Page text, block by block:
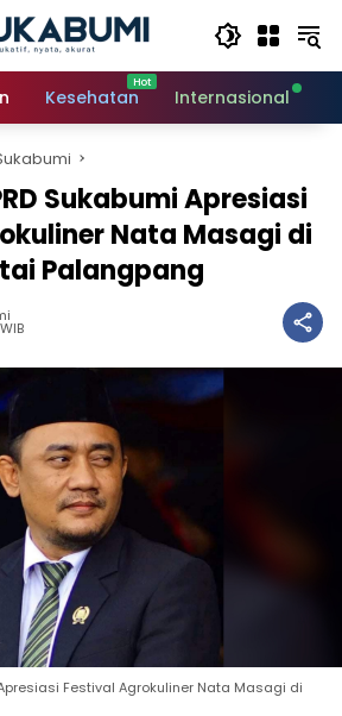
Kesehatan Internasional
Sukabumi Apresiasi
Nata Masagi di
Palangpang
Festival Agrokuliner Nata Masagi di